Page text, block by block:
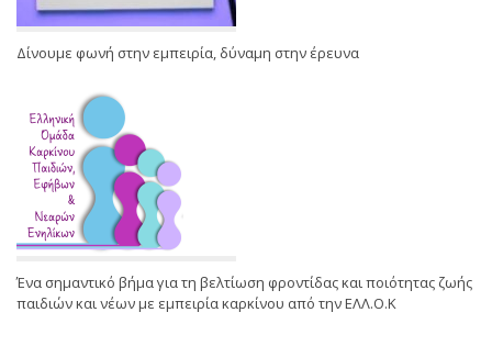
Δίνουμε φωνή στην εμπειρία, δύναμη στην έρευνα
Ένα σημαντικό βήμα για τη βελτίωση φροντίδας και ποιότητας ζωής
παιδιών και νέων με εμπειρία καρκίνου από την ΕΛΛ.Ο.Κ